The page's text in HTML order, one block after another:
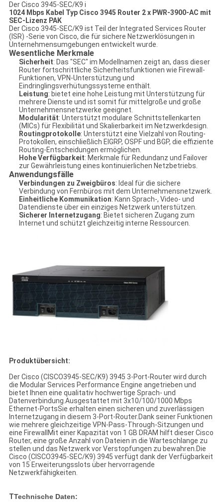
Der Cisco 3945-SEC/K9 i
1024 Mbps Kabel Typ Cisco 3945 Router 2 x PWR-3900-AC mit
SEC-Lizenz PAK
Der Cisco 3945-SEC/K9 ist Teil der Integrated Services Router
(ISR) -Serie von Cisco, die für sichere Netzwerklösungen in
Unternehmensumgebungen entwickelt wurde.
Wesentliche Merkmale
Sicherheit: Das "SEC" im Modellnamen zeigt an, dass dieser
Router fortschrittliche Sicherheitsfunktionen wie Firewall-
Funktionen, VPN-Unterstützung und
Eindringlingsverhütungssysteme enthält.
Leistung: bietet eine hohe Leistung mit Unterstützung für
mehrere Dienste und ist somit für mittelgroße und große
Unternehmensnetzwerke geeignet.
Modularität: Unterstützt modulare Schnittstellenkarten
(MICs) für Flexibilität und Skalierbarkeit im Netzwerkdesign.
Routingprotokolle: Unterstützt eine Vielzahl von Routing-
Protokollen, einschließlich EIGRP, OSPF und BGP, die effiziente
Routing-Entscheidungen ermöglichen.
Hohe Verfügbarkeit: Merkmale für Redundanz und Failover
zur Gewährleistung eines kontinuierlichen Netzbetriebs.
Anwendungsfälle
Verbindungen zu Zweigbüros: Ideal für die sichere
Verbindung von Fernbüros mit dem Unternehmensnetzwerk.
Einheitliche Kommunikation: Kann Sprach-, Video- und
Datendienste über ein einziges Netzwerk unterstützen.
Sicherer Internetzugang: Bietet sicheren Zugang zum
Internet und schützt gleichzeitig interne Ressourcen.
Produktübersicht:
Der Cisco (CISCO3945-SEC/K9) 3945 3-Port-Router wird durch
die Modular Services Performance Engine angetrieben und
bietet Ihnen eine qualitativ hochwertige Sprach- und
Datenverbindung.Ausgestattet mit 3x10/100/1000 Mbps
Ethernet-PortsSie erhalten einen sicheren und zuverlässigen
Internetzugang in diesem 3-Port-Router.Dank seiner Funktionen
wie mehrere gleichzeitige VPN-Pass-Through-Sitzungen und
eine FirewallMit einer Kapazität von 1 GB DRAM hilft dieser Cisco
Router, eine große Anzahl von Dateien in die Warteschlange zu
stellen und das Netzwerk vor Verstopfungen zu bewahren.Die
Cisco (CISCO3945-SEC/K9) 3945 verfügt dank der Verfügbarkeit
von 15 Erweiterungsslots über hervorragende
Netzwerkfähigkeiten.
TTechnische Daten: